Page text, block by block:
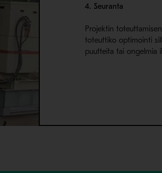
4. Seuranta
Projektin
toteuttiko optimointi
puutteita tai ongelmia